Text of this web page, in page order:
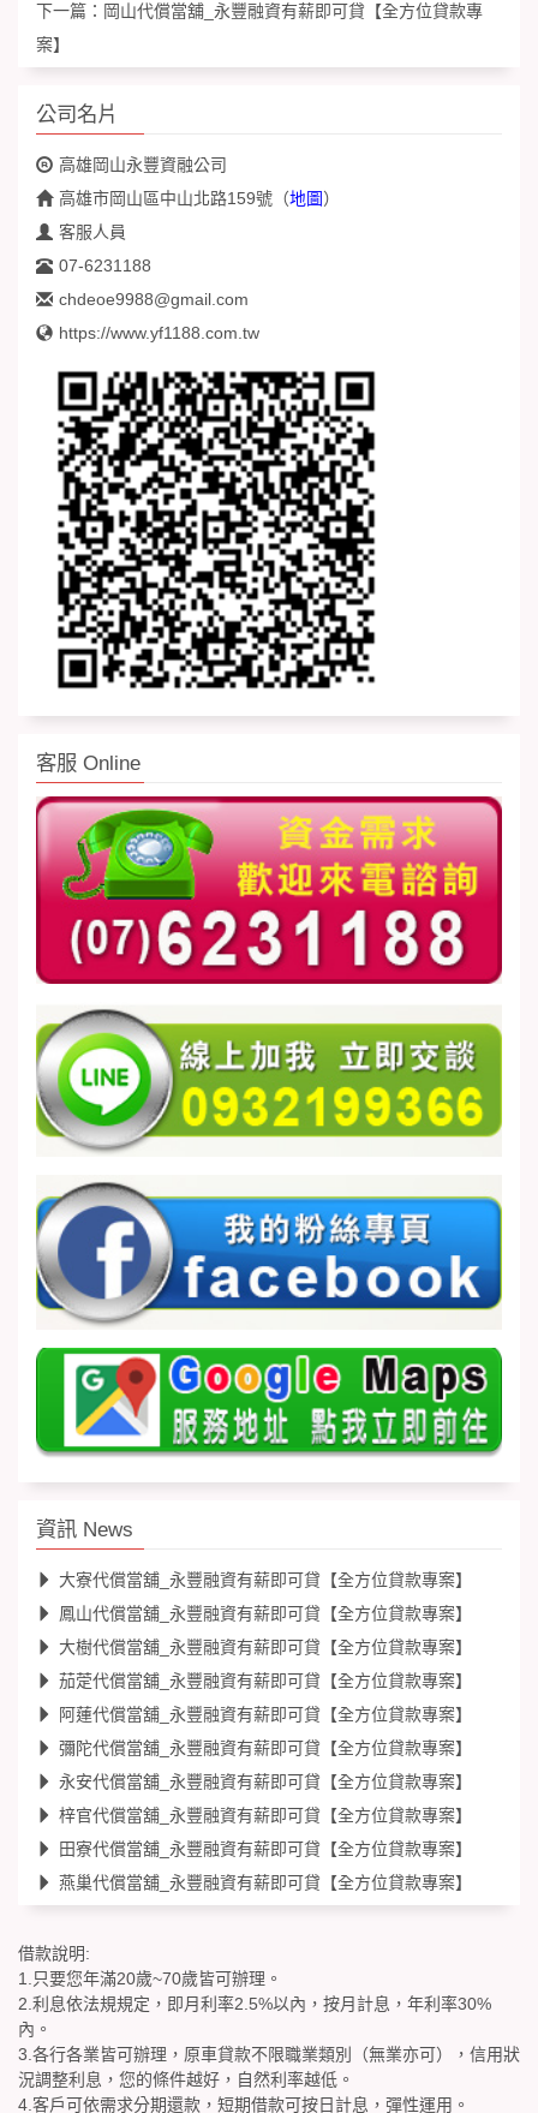
下一篇： 岡山代償當舖_永豐融資有薪即可貸【全方位貸款專
案】
公司名片
高雄岡山永豐資融公司
高雄市岡山區中山北路159號 （地圖）
客服人員
07-6231188
chdeoe9988@gmail.com
https://www.yf1188.com.tw
客服 Online
資訊 News
大寮代償當舖_永豐融資有薪即可貸【全方位貸款專案】
鳳山代償當舖_永豐融資有薪即可貸【全方位貸款專案】
大樹代償當舖_永豐融資有薪即可貸【全方位貸款專案】
茄萣代償當舖_永豐融資有薪即可貸【全方位貸款專案】
阿蓮代償當舖_永豐融資有薪即可貸【全方位貸款專案】
彌陀代償當舖_永豐融資有薪即可貸【全方位貸款專案】
永安代償當舖_永豐融資有薪即可貸【全方位貸款專案】
梓官代償當舖_永豐融資有薪即可貸【全方位貸款專案】
田寮代償當舖_永豐融資有薪即可貸【全方位貸款專案】
燕巢代償當舖_永豐融資有薪即可貸【全方位貸款專案】
借款說明:
1.只要您年滿20歲~70歲皆可辦理。
2.利息依法規規定，即月利率2.5%以內，按月計息，年利率30%
內。
3.各行各業皆可辦理，原車貸款不限職業類別（無業亦可），信用狀
況調整利息，您的條件越好，自然利率越低。
4.客戶可依需求分期還款，短期借款可按日計息，彈性運用。